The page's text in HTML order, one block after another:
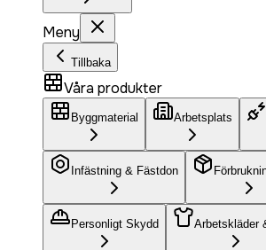
Meny
Tillbaka
Våra produkter
Byggmaterial Arbetsplats
Infästning & Fästdon
Personligt Skydd Arbetskläder